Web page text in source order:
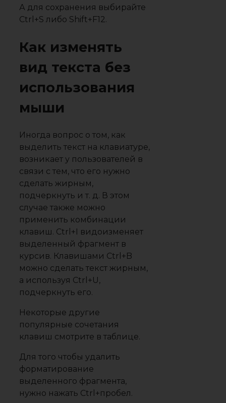
А для сохранения выбирайте
Ctrl+S либо Shift+F12.
Как изменять
вид текста без
использования
мыши
Иногда вопрос о том, как
выделить текст на клавиатуре,
возникает у пользователей в
связи с тем, что его нужно
сделать жирным,
подчеркнуть и т. д. В этом
случае также можно
применить комбинации
клавиш. Ctrl+I видоизменяет
выделенный фрагмент в
курсив. Клавишами Ctrl+B
можно сделать текст жирным,
а используя Ctrl+U,
подчеркнуть его.
Некоторые другие
популярные сочетания
клавиш смотрите в таблице.
Для того чтобы удалить
форматирование
выделенного фрагмента,
нужно нажать Ctrl+пробел.